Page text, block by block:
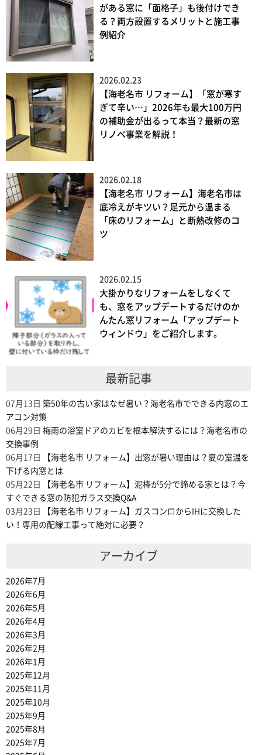
がある窓に「面格子」も後付けでき
る？両方設置するメリットと施工事
例紹介
2026.02.23
【海老名市 リフォーム】「窓が寒す
ぎて辛い…」2026年も最大100万円
の補助金が出るって本当？最新の窓
リノベ事業を解説！
2026.02.18
【海老名市 リフォーム】海老名市は
底冷えがキツい？足元から温まる
「床のリフォーム」と断熱改修のコ
ツ
2026.02.15
大掛かりなリフォームをしなくて
も、窓をアップデートするだけのか
んたん窓リフォーム「アップデート
ウィンドウ」をご紹介します。
最新記事
07月13日 築50年の古い家はなぜ暑い？海老名市でできる内窓のエ
アコン対策
06月29日 梅雨の浴室ドアのカビを根本解決するには？海老名市の
交換事例
06月17日
【海老名市 リフォーム】出窓が暑い理由は？夏の室温を
下げる内窓とは
05月22日
【海老名市 リフォーム】泥棒が5分で諦める家とは？今
すぐできる窓の防犯ガラス交換Q&A
03月23日
【海老名市 リフォーム】ガスコンロからIHに交換した
い！専用の配線工事って絶対に必要？
アーカイブ
2026年7月
2026年6月
2026年5月
2026年4月
2026年3月
2026年2月
2026年1月
2025年12月
2025年11月
2025年10月
2025年9月
2025年8月
2025年7月